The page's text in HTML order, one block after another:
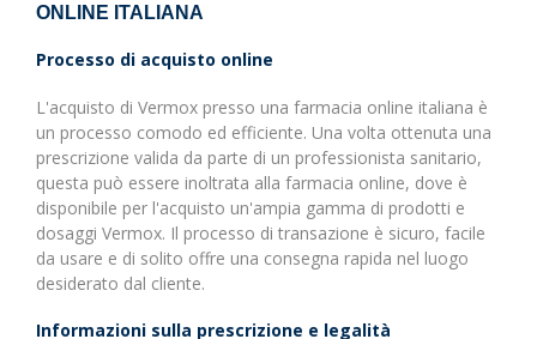
ONLINE ITALIANA
Processo di acquisto online
L'acquisto di Vermox presso una farmacia online italiana è
un processo comodo ed efficiente. Una volta ottenuta una
prescrizione valida da parte di un professionista sanitario,
questa può essere inoltrata alla farmacia online, dove è
disponibile per l'acquisto un'ampia gamma di prodotti e
dosaggi Vermox. Il processo di transazione è sicuro, facile
da usare e di solito offre una consegna rapida nel luogo
desiderato dal cliente.
Informazioni sulla prescrizione e legalità